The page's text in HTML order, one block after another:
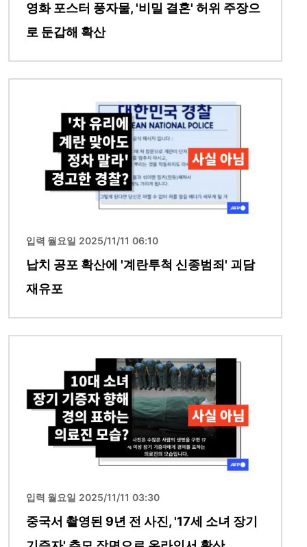
영화 포스터 풍자물, '비밀 결혼' 허위 주장으
로 둔갑해 확산
입력 월요일 2025/11/11 06:10
납치 공포 확산에 '계란투척 신종범죄' 괴담
재유포
입력 월요일 2025/11/11 03:30
중국서 촬영된 9년 전 사진, '17세 소녀 장기